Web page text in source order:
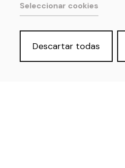
Política de privacidad y Aviso Legal
pública
Seleccionar cookies
Descartar todas